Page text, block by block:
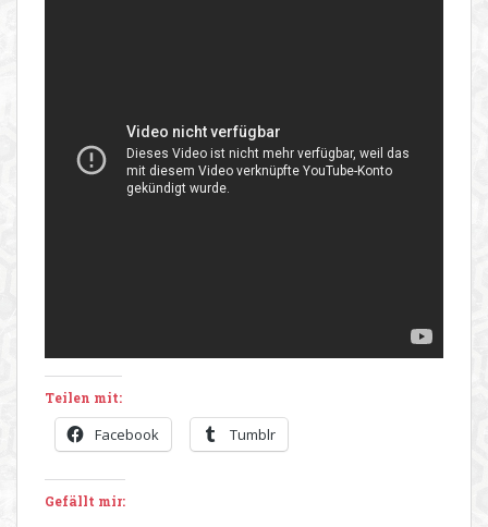
Teilen mit:
Facebook Tumblr
Gefällt mir: